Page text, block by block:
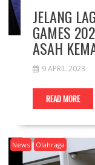
JELANG
GAMES
ASAH
9 APRIL 2023
READ MORE
News Olahraga